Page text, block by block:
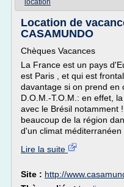
location
Location de
CASAMUNDO
Chèques Vacances
La France est un pays
est Paris , et qui est
davantage si on prend en
D.O.M.-T.O.M.: en effet,
avec le Brésil notamment
beaucoup de la région
d'un climat méditerranéen
Lire la suite
Site : http://